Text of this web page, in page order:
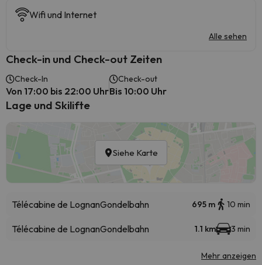
Wifi und Internet
Alle sehen
Check-in und Check-out Zeiten
Check-In
Von 17:00 bis 22:00 Uhr
Check-out
Bis 10:00 Uhr
Lage und Skilifte
Siehe Karte
Télécabine de LognanGondelbahn 695 m 10 min
Télécabine de LognanGondelbahn 1.1 km 3 min
Mehr anzeigen